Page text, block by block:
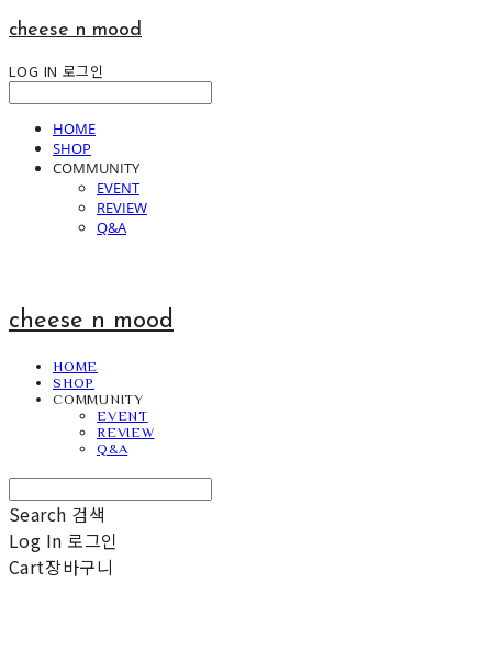
cheese n mood
LOG IN 로그인
HOME
SHOP
COMMUNITY
EVENT
REVIEW
Q&A
cheese n mood
HOME
SHOP
COMMUNITY
EVENT
REVIEW
Q&A
Search 검색
Log In 로그인
Cart장바구니